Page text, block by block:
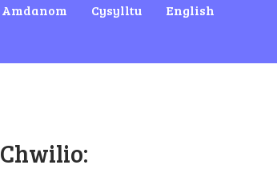
Amdanom Cysylltu English
Chwilio: